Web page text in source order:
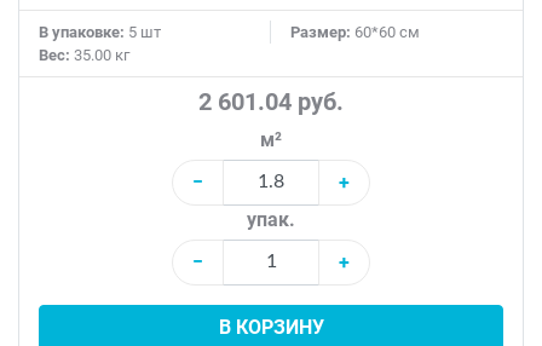
В упаковке: 5 шт Размер: 60*60 см
Вес: 35.00 кг
2 601.04 руб.
м²
−
+
упак.
−
+
В КОРЗИНУ